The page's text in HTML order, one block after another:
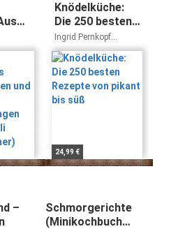
-
Knödelküche:
Die 250 besten
Rezepte von
pikant bis süß
Ingrid Pernkopf
Christoph Wagner
24,99 €
–
Schmorgerichte
(Minikochbuch):